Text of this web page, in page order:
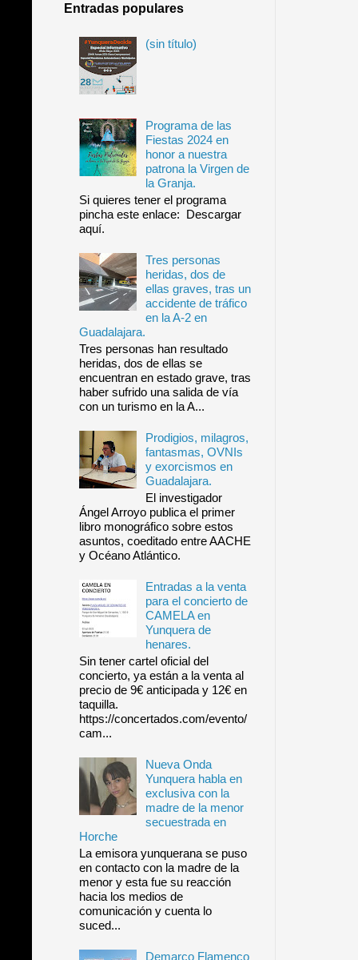
Entradas populares
(sin título)
Programa de las
Fiestas 2024 en
honor a nuestra
patrona la Virgen de
la Granja.
Si quieres tener el programa
pincha este enlace: Descargar
aquí.
Tres personas
heridas, dos de
ellas graves, tras un
accidente de tráfico
en la A-2 en
Guadalajara.
Tres personas han resultado
heridas, dos de ellas se
encuentran en estado grave, tras
haber sufrido una salida de vía
con un turismo en la A...
Prodigios, milagros,
fantasmas, OVNIs
y exorcismos en
Guadalajara.
El investigador
Ángel Arroyo publica el primer
libro monográfico sobre estos
asuntos, coeditado entre AACHE
y Océano Atlántico.
Entradas a la venta
para el concierto de
CAMELA en
Yunquera de
henares.
Sin tener cartel oficial del
concierto, ya están a la venta al
precio de 9€ anticipada y 12€ en
taquilla.
https://concertados.com/evento/
cam...
Nueva Onda
Yunquera habla en
exclusiva con la
madre de la menor
secuestrada en
Horche
La emisora yunquerana se puso
en contacto con la madre de la
menor y esta fue su reacción
hacia los medios de
comunicación y cuenta lo
suced...
Demarco Flamenco